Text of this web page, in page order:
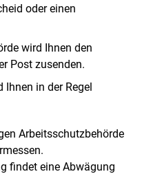
oder einen
wird Ihnen den
Post zusenden.
Ihnen in der Regel
Arbeitsschutzbehörde
findet eine Abwägung